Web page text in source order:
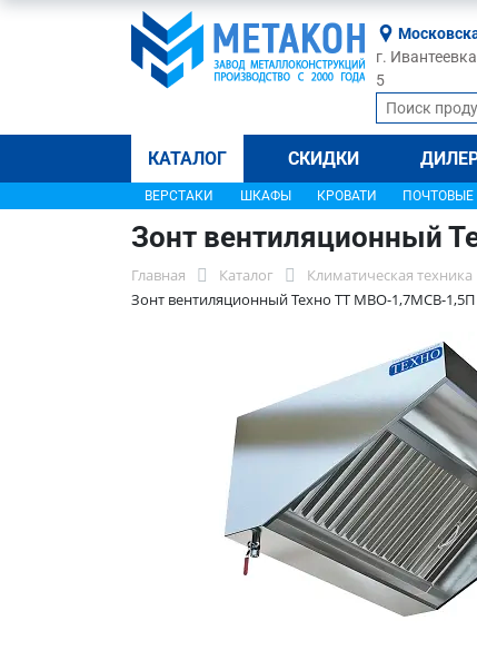
г.
5
КАТАЛОГ СКИДКИ
ВЕРСТАКИ ШКАФЫ КРОВАТИ
Зонт вентиляционный
Главная Каталог Климатическая техника
Зонт вентиляционный Техно ТТ МВО-1,7МСВ-1,5П